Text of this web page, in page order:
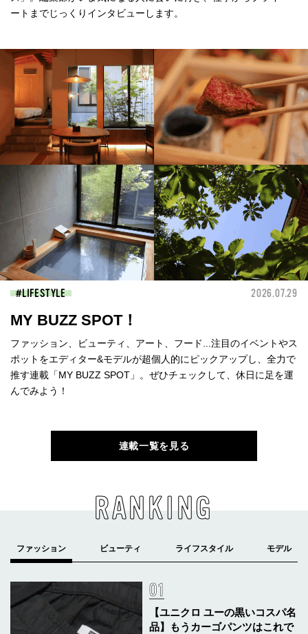
ートまでじっくりインタビューします。
LIFESTYLE 2026.07.29
MY BUZZ SPOT！
ファッション、ビューティ、アート、フード...注目のイベントやス
ポットをエディター&モデルが超個人的にピックアップし、全力で
推す連載「MY BUZZ SPOT」。ぜひチェックして、休日に足を運
んでみよう！
連載一覧を見る
RANKING
【ユニクロ ユーの黒いコスパ名
品】もうカーゴパンツはこれで